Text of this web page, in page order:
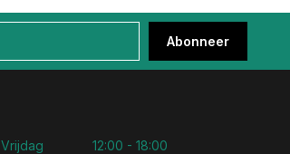
Abonneer
Vrijdag
12:00 - 18:00